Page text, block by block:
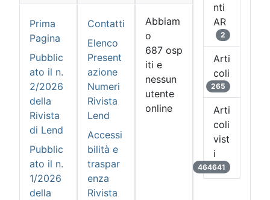
Prima
Pagina
Pubblic
ato il n.
2/2026
della
Rivista
di Lend
Pubblic
ato il n.
1/2026
della
Contatti
Elenco
Present
azione
Numeri
Rivista
Lend
Accessi
bilità e
traspar
enza
Rivista
Abbiam
o
687 osp
iti e
nessun
utente
online
nti
AR
2
Arti
coli
265
Arti
coli
vist
i
464641